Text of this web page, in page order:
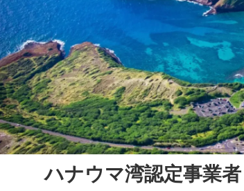
ハナウマ湾認定事業